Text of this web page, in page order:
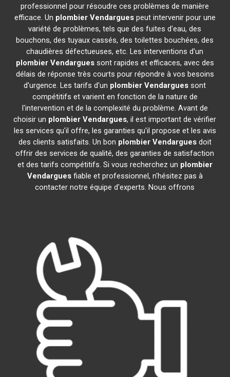
professionnel pour résoudre ces problèmes de manière
efficace. Un plombier Vendarguespeut intervenir pour une
variété de problèmes, tels que des fuites d'eau, des
bouchons, des tuyaux cassés, des toilettes bouchées, des
chaudières défectueuses, etc. Les interventions d'un
plombier Vendarguessont rapides et efficaces, avec des
délais de réponse très courts pour répondre à vos besoins
d'urgence. Les tarifs d'un plombier Vendargues sont
compétitifs et varient en fonction de la nature de
l'intervention et de la complexité du problème. Avant de
choisir un plombier Vendargues, il est important de vérifier
les services qu'il offre, les garanties qu'il propose et les avis
des clients satisfaits. Un bon plombier Vendarguesdoit
offrir des services de qualité, des garanties de satisfaction
et des tarifs compétitifs. Si vous recherchez un plombier
Vendarguesfiable et professionnel, n'hésitez pas à
contacter notre équipe d'experts. Nous offrons